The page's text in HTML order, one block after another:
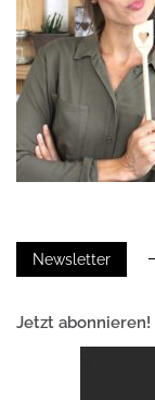
Newsletter
Jetzt abonnieren!